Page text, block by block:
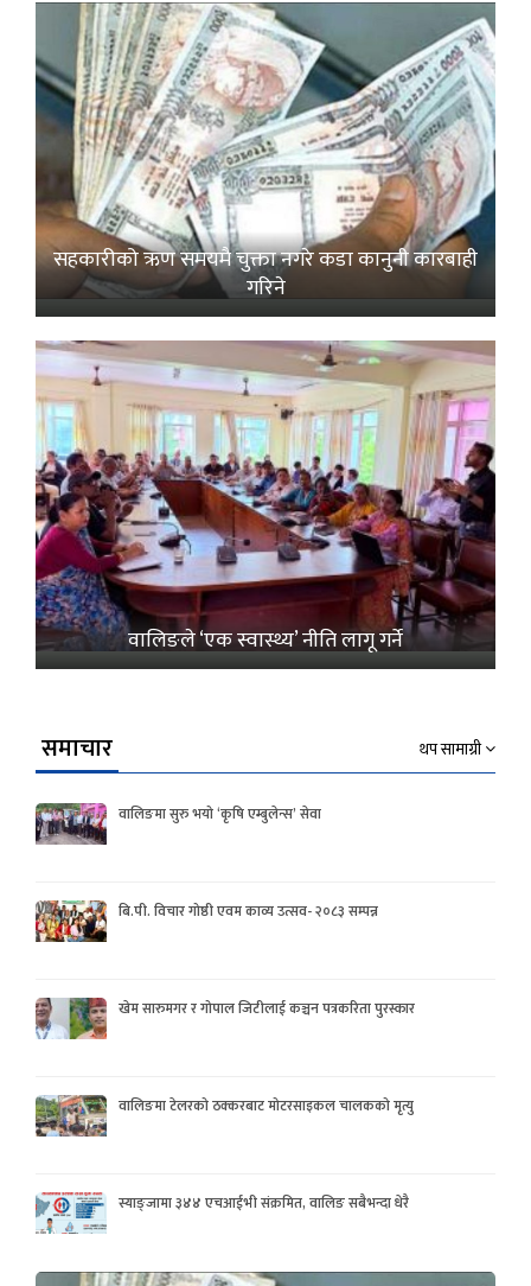
सहकारीको ऋण समयमै चुक्ता नगरे कडा कानुनी कारबाही
गरिने
वालिङले ‘एक स्वास्थ्य’ नीति लागू गर्ने
समाचार थप सामाग्री
वालिङमा सुरु भयो ‘कृषि एम्बुलेन्स’ सेवा
बि.पी. विचार गोष्ठी एवम काव्य उत्सव- २०८३ सम्पन्न
खेम सारुमगर र गोपाल जिटीलाई कञ्चन पत्रकरिता पुरस्कार
वालिङमा टेलरको ठक्करबाट मोटरसाइकल चालकको मृत्यु
स्याङ्जामा ३४४ एचआईभी संक्रमित, वालिङ सबैभन्दा धेरै